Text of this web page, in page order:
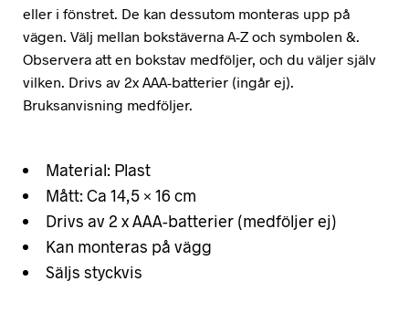
eller i fönstret. De kan dessutom monteras upp på
vägen. Välj mellan bokstäverna A-Z och symbolen &.
Observera att en bokstav medföljer, och du väljer själv
vilken. Drivs av 2x AAA-batterier (ingår ej).
Bruksanvisning medföljer.
Material: Plast
Mått: Ca 14,5 × 16 cm
Drivs av 2 x AAA-batterier (medföljer ej)
Kan monteras på vägg
Säljs styckvis